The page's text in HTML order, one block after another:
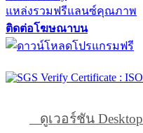
แหล่งรวมฟรีแลนซ์คุณภาพ
ติดต่อโฆษณาบน
ดูเวอร์ชัน Desktop